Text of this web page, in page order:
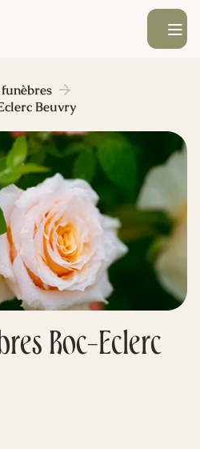
Ouvrir le
Roc-Eclerc
Beuvry